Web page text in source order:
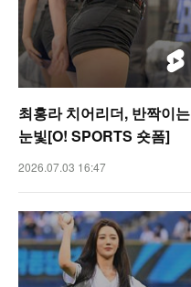
최홍라 치어리더, 반짝이는
눈빛[O! SPORTS 숏폼]
2026.07.03 16:47